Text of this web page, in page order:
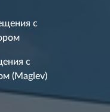
с
с
(Maglev)